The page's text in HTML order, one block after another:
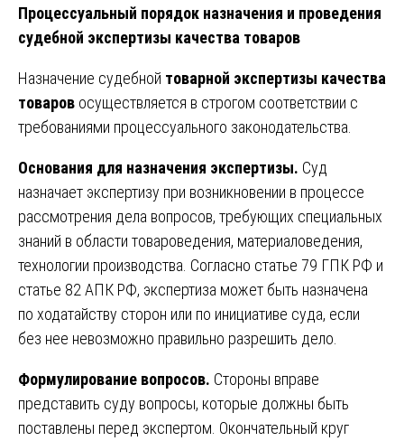
Процессуальный порядок назначения и проведения
судебной экспертизы качества товаров
Назначение судебной товарной экспертизы качества
товаров осуществляется в строгом соответствии с
требованиями процессуального законодательства.
Основания для назначения экспертизы. Суд
назначает экспертизу при возникновении в процессе
рассмотрения дела вопросов, требующих специальных
знаний в области товароведения, материаловедения,
технологии производства. Согласно статье 79 ГПК РФ и
статье 82 АПК РФ, экспертиза может быть назначена
по ходатайству сторон или по инициативе суда, если
без нее невозможно правильно разрешить дело.
Формулирование вопросов. Стороны вправе
представить суду вопросы, которые должны быть
поставлены перед экспертом. Окончательный круг